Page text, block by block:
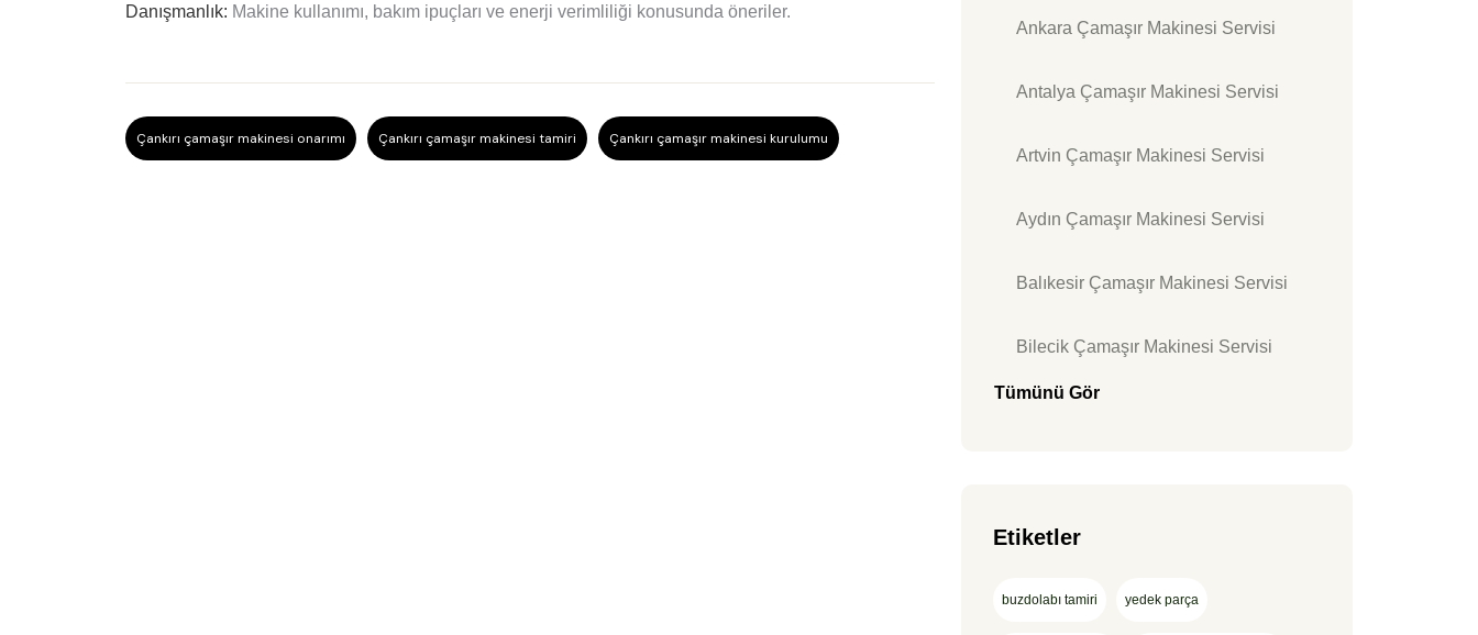
Danışmanlık: Makine kullanımı, bakım ipuçları ve enerji verimliliği konusunda öneriler.
Çankırı çamaşır makinesi onarımı Çankırı çamaşır makinesi tamiri Çankırı çamaşır makinesi kurulumu
Ankara Çamaşır Makinesi Servisi
Antalya Çamaşır Makinesi Servisi
Artvin Çamaşır Makinesi Servisi
Aydın Çamaşır Makinesi Servisi
Balıkesir Çamaşır Makinesi Servisi
Bilecik Çamaşır Makinesi Servisi
Tümünü Gör
Etiketler
buzdolabı tamiri yedek parça